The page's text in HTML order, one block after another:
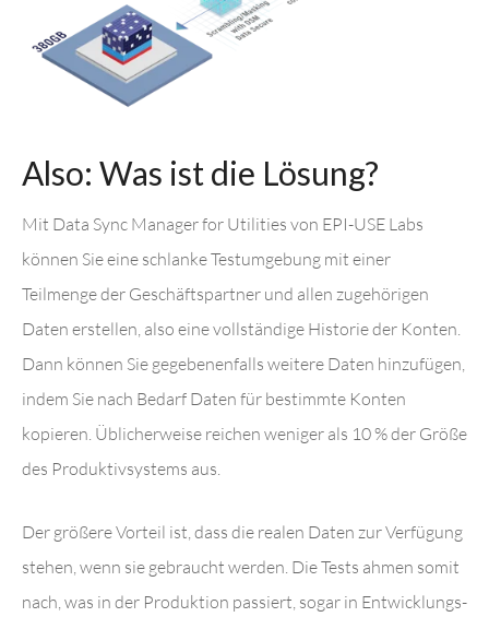
Also: Was ist die Lösung?
Mit Data Sync Manager for Utilities von EPI-USE Labs
können Sie eine schlanke Testumgebung mit einer
Teilmenge der Geschäftspartner und allen zugehörigen
Daten erstellen, also eine vollständige Historie der Konten.
Dann können Sie gegebenenfalls weitere Daten hinzufügen,
indem Sie nach Bedarf Daten für bestimmte Konten
kopieren. Üblicherweise reichen weniger als 10 % der Größe
des Produktivsystems aus.
Der größere Vorteil ist, dass die realen Daten zur Verfügung
stehen, wenn sie gebraucht werden. Die Tests ahmen somit
nach, was in der Produktion passiert, sogar in Entwicklungs-